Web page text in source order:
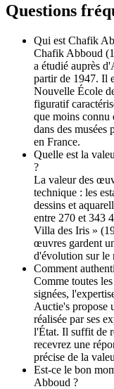
Questions
Qui est Chafik
Chafik Abboud
a étudié auprès
partir de 1947. Il
Nouvelle École
figuratif
que moins connu
dans des
en France.
Quelle est la
?
La valeur des
technique : les
dessins et
entre 270 et 343
Villa des Iris »
œuvres gardent
d'évolution sur le
Comment
Comme toutes
signées,
Auctie's propose
réalisée par ses
l'État. Il suffit de
recevrez une
précise de la
Est-ce le bon
Abboud ?